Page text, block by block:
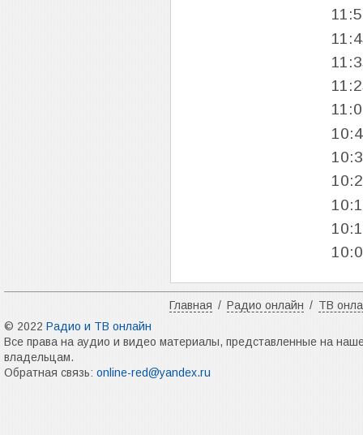
Главная / Радио онлайн / ТВ
© 2022 Радио и ТВ онлайн
Все права на аудио и видео материалы, представленные на
владельцам.
Обратная связь: online-red@yandex.ru